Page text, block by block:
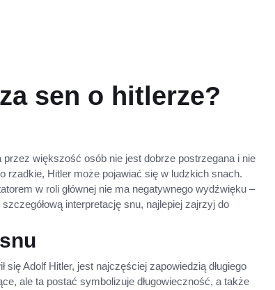
sen o hitlerze?
większość osób nie jest dobrze postrzegana i nie
rzadkie, Hitler może pojawiać się w ludzkich snach.
w roli głównej nie ma negatywnego wydźwięku –
interpretację snu, najlepiej zajrzyj do
się Adolf Hitler, jest najczęściej zapowiedzią długiego
ale ta postać symbolizuje długowieczność, a także